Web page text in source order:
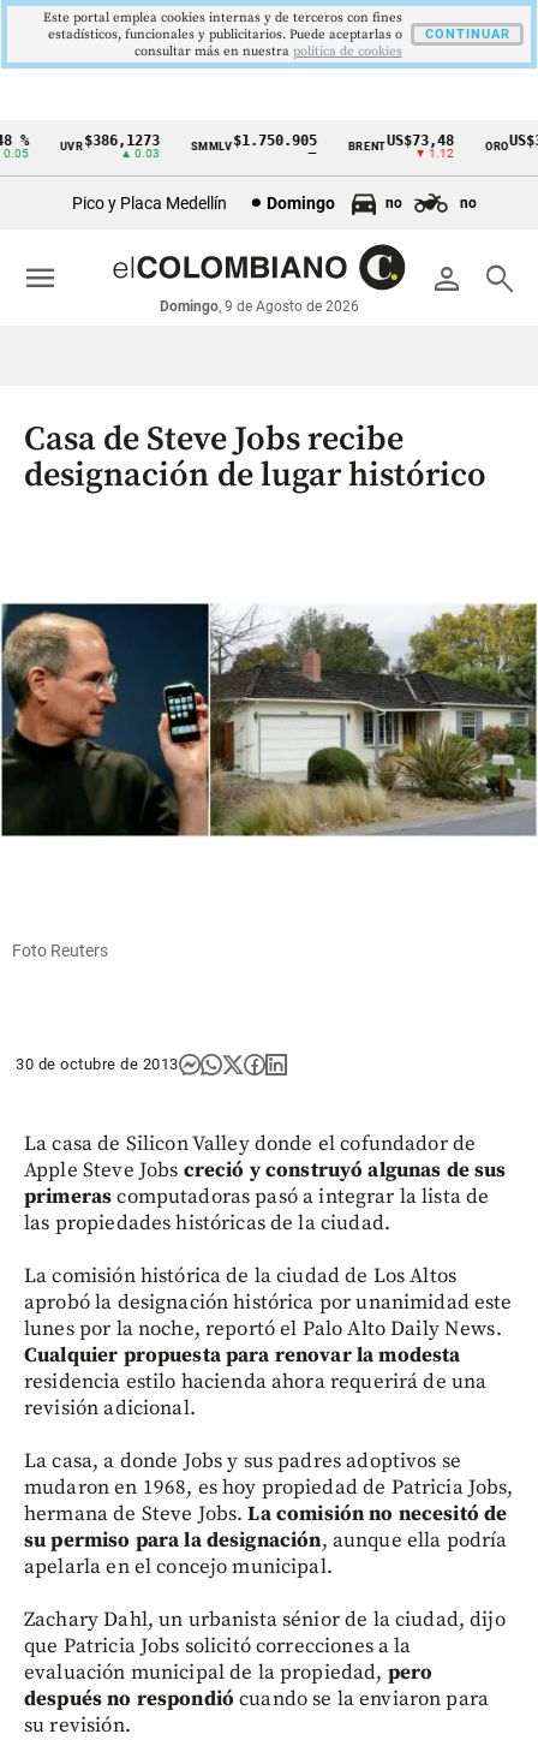
Cintillo
económicos
Colombia
UVR$386,1273
▲ 0.03
SMMLV$1.750.905 BRENTUS$73,48
▼ 1.12
ORO
Pico y Placa Medellín Domingo no no
person search
Domingo, 9 de Agosto de 2026
menu
Casa de Steve Jobs recibe
designación de lugar histórico
Foto Reuters
30 de octubre de 2013
La casa de Silicon Valley donde el cofundador de
Apple Steve Jobs creció y construyó algunas de sus
primerascomputadoras pasó a integrar la lista de
las propiedades históricas de la ciudad.
La comisión histórica de la ciudad de Los Altos
aprobó la designación histórica por unanimidad este
lunes por la noche, reportó el Palo Alto Daily News.
Cualquier propuesta para renovar la modesta
residencia estilo hacienda ahora requerirá de una
revisión adicional.
La casa, a donde Jobs y sus padres adoptivos se
mudaron en 1968, es hoy propiedad de Patricia Jobs,
hermana de Steve Jobs.La comisión no necesitó de
su permiso para la designación, aunque ella podría
apelarla en el concejo municipal.
Zachary Dahl, un urbanista sénior de la ciudad, dijo
que Patricia Jobs solicitó correcciones a la
evaluación municipal de la propiedad, pero
después no respondió cuando se la enviaron para
su revisión.
Este portal emplea cookies internas y de terceros con fines
estadísticos, funcionales y publicitarios. Puede aceptarlas o
consultar más en nuestra politica de cookies
CONTINUAR